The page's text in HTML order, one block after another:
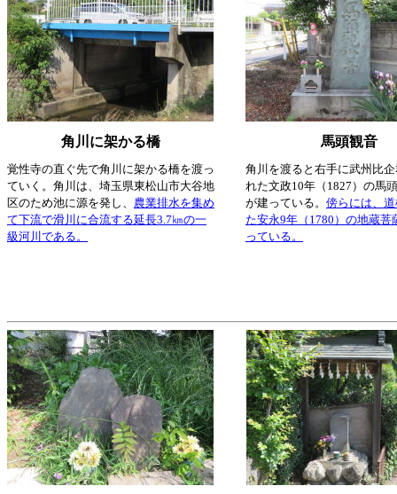
角川に架かる橋 馬頭観音
覚性寺の直ぐ先で角川に架かる橋を渡っ
ていく。角川は、埼玉県東松山市大谷地
区のため池に源を発し、 農業排水を集め
て下流で滑川に合流する延長3.7㎞の一
級河川である。
角川を渡ると右手に武州比
れた文政10年（1827）の馬
が建っている。 傍らには、
た安永9年（1780）の地蔵菩
っている。